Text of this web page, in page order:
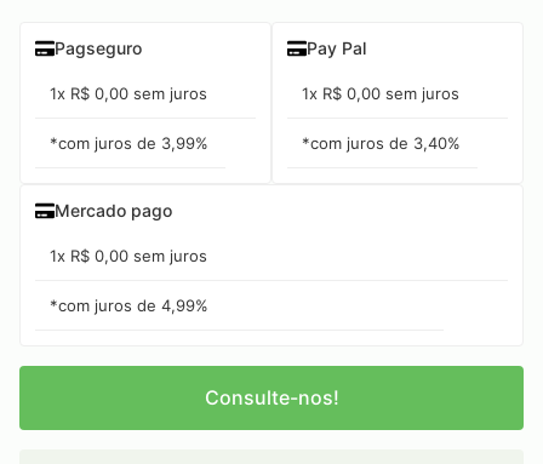
Pagseguro
1x R$ 0,00 sem juros
*com juros de 3,99%
Pay Pal
1x R$ 0,00 sem juros
*com juros de 3,40%
Mercado pago
1x R$ 0,00 sem juros
*com juros de 4,99%
Consulte-nos!